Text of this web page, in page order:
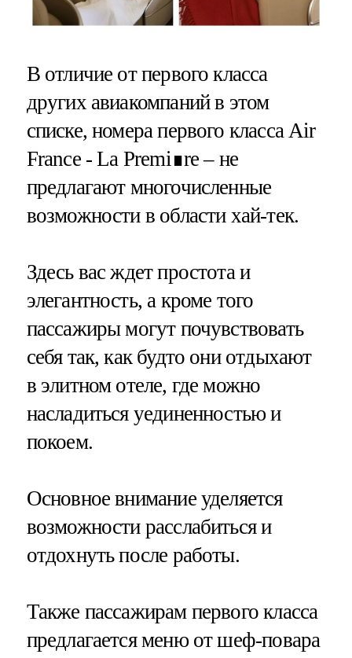
В отличие от первого класса
других авиакомпаний в этом
списке, номера первого класса Air
France - La Premi∎re – не
предлагают многочисленные
возможности в области хай-тек.
Здесь вас ждет простота и
элегантность, а кроме того
пассажиры могут почувствовать
себя так, как будто они отдыхают
в элитном отеле, где можно
насладиться уединенностью и
покоем.
Основное внимание уделяется
возможности расслабиться и
отдохнуть после работы.
Также пассажирам первого класса
предлагается меню от шеф-повара